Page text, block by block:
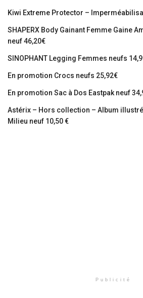
Kiwi Extreme Protector –
SHAPERX Body Gainant Femme Gaine
neuf 46,20€
SINOPHANT Legging Femmes neufs
En promotion Crocs neufs 25,92€
En promotion Sac à Dos Eastpak neuf
Astérix – Hors collection – Album illustré
Milieu neuf 10,50 €
Publicité